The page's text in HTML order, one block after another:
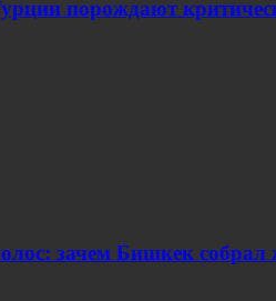
порождают
зачем Бишкек собрал